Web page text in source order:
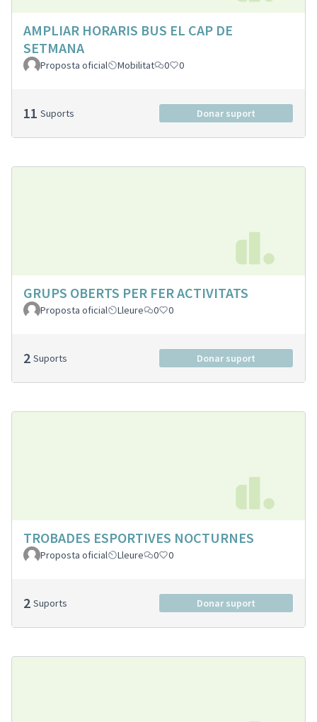
AMPLIAR HORARIS BUS EL CAP DE
SETMANA
Proposta oficial Mobilitat 0 0
11 Suports Donar suport
GRUPS OBERTS PER FER ACTIVITATS
Proposta oficial Lleure 0 0
2 Suports Donar suport
TROBADES ESPORTIVES NOCTURNES
Proposta oficial Lleure 0 0
2 Suports Donar suport